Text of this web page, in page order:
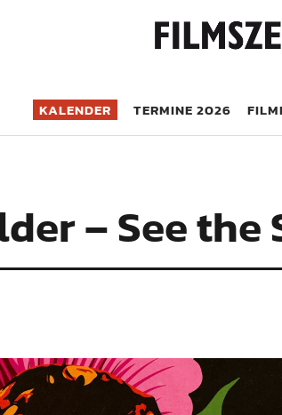
KALENDER TERMINE 2026
– See the